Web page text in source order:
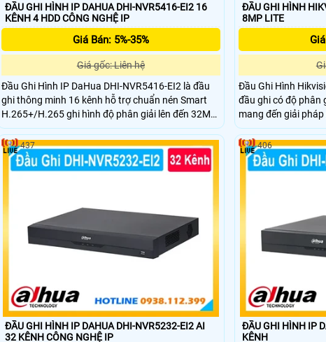
ĐẦU GHI HÌNH IP DAHUA DHI-NVR5416-EI2 16
KÊNH 4 HDD CÔNG NGHỆ IP
Giá Bán: 5%-35%
Giá gốc: Liên hệ
Đầu Ghi Hình IP DaHua DHI-NVR5416-EI2 là đầu
ghi thông minh 16 kênh hỗ trợ chuẩn nén Smart
H.265+/H.265 ghi hình độ phân giải lên đến 32MP
và xuất hình 8K HDMI. Thiết bị hỗ trợ 4 ổ cứng
dung lượng lớn tích hợp nhiều công nghệ AI như
nhận diện khuôn mặt nhận diện biển số xe và phân
tích hành vi.
ĐẦU GHI HÌNH
8MP LITE
Đầu Ghi Hình
đầu ghi có độ phân
mang đến giải
khả năng ghi hình
camera, mở rộng
gia đình, cửa hàng
vừa.
ĐẦU GHI HÌNH IP DAHUA DHI-NVR5232-EI2 AI
32 KÊNH CÔNG NGHỆ IP
437
ĐẦU GHI HÌNH IP
KÊNH
406